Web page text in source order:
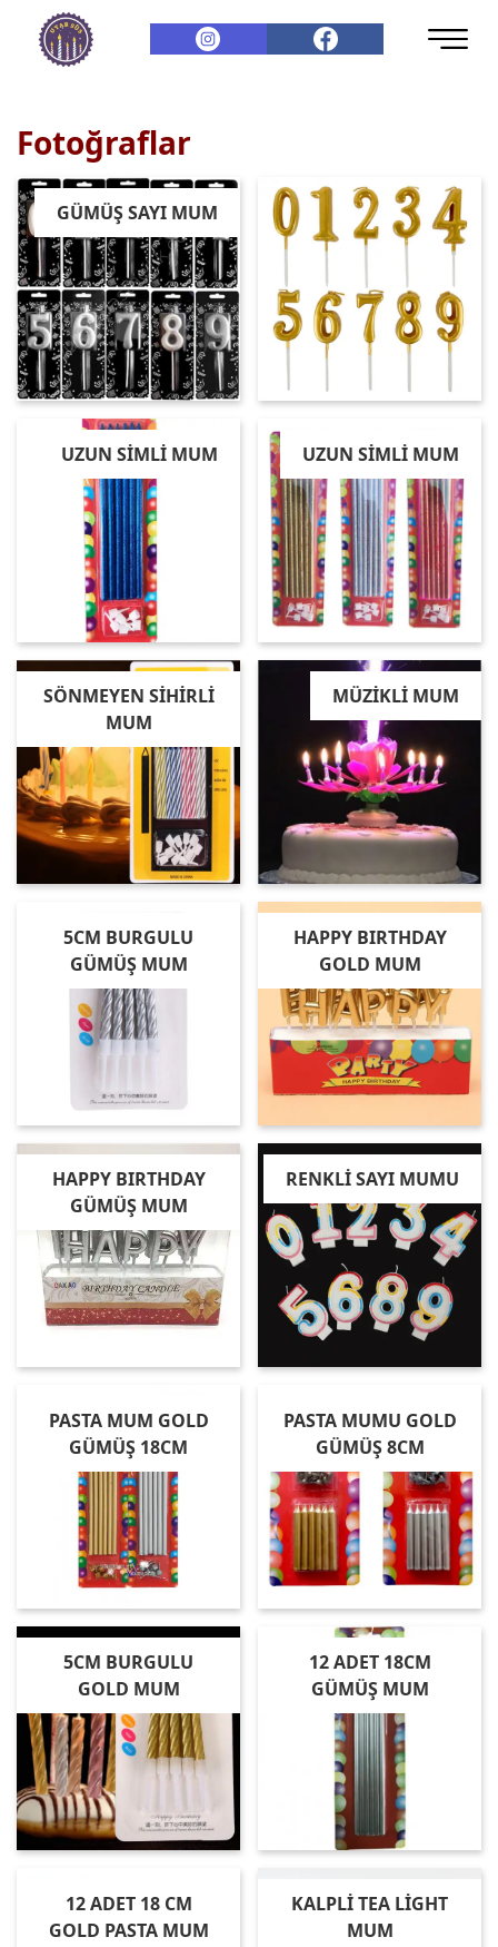
Fotoğraflar
GÜMÜŞ SAYI MUM
UZUN SİMLİ MUM UZUN SİMLİ MUM
SÖNMEYEN SİHİRLİ
MUM
MÜZİKLİ MUM
5CM BURGULU
GÜMÜŞ MUM
HAPPY BIRTHDAY
GOLD MUM
HAPPY BIRTHDAY
GÜMÜŞ MUM
RENKLİ SAYI MUMU
PASTA MUM GOLD
GÜMÜŞ 18CM
PASTA MUMU GOLD
GÜMÜŞ 8CM
5CM BURGULU
GOLD MUM
12 ADET 18CM
GÜMÜŞ MUM
12 ADET 18 CM
GOLD PASTA MUM
KALPLİ TEA LİGHT
MUM